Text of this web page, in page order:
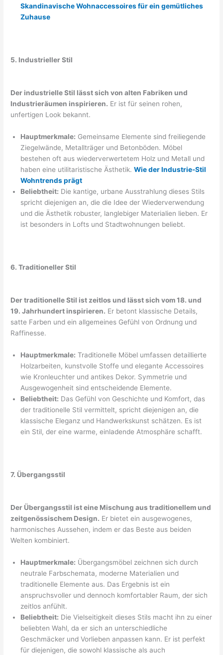
Skandinavische Wohnaccessoires für ein gemütliches
Zuhause
5. Industrieller Stil
Der industrielle Stil lässt sich von alten Fabriken und
Industrieräumen inspirieren. Er ist für seinen rohen,
unfertigen Look bekannt.
Hauptmerkmale: Gemeinsame Elemente sind freiliegende
Ziegelwände, Metallträger und Betonböden. Möbel
bestehen oft aus wiederverwertetem Holz und Metall und
haben eine utilitaristische Ästhetik.Wie der Industrie-Stil
Wohntrends prägt
Beliebtheit: Die kantige, urbane Ausstrahlung dieses Stils
spricht diejenigen an, die die Idee der Wiederverwendung
und die Ästhetik robuster, langlebiger Materialien lieben. Er
ist besonders in Lofts und Stadtwohnungen beliebt.
6. Traditioneller Stil
Der traditionelle Stil ist zeitlos und lässt sich vom 18. und
19. Jahrhundert inspirieren. Er betont klassische Details,
satte Farben und ein allgemeines Gefühl von Ordnung und
Raffinesse.
Hauptmerkmale: Traditionelle Möbel umfassen detaillierte
Holzarbeiten, kunstvolle Stoffe und elegante Accessoires
wie Kronleuchter und antikes Dekor. Symmetrie und
Ausgewogenheit sind entscheidende Elemente.
Beliebtheit: Das Gefühl von Geschichte und Komfort, das
der traditionelle Stil vermittelt, spricht diejenigen an, die
klassische Eleganz und Handwerkskunst schätzen. Es ist
ein Stil, der eine warme, einladende Atmosphäre schafft.
7. Übergangsstil
Der Übergangsstil ist eine Mischung aus traditionellem und
zeitgenössischem Design. Er bietet ein ausgewogenes,
harmonisches Aussehen, indem er das Beste aus beiden
Welten kombiniert.
Hauptmerkmale: Übergangsmöbel zeichnen sich durch
neutrale Farbschemata, moderne Materialien und
traditionelle Elemente aus. Das Ergebnis ist ein
anspruchsvoller und dennoch komfortabler Raum, der sich
zeitlos anfühlt.
Beliebtheit: Die Vielseitigkeit dieses Stils macht ihn zu einer
beliebten Wahl, da er sich an unterschiedliche
Geschmäcker und Vorlieben anpassen kann. Er ist perfekt
für diejenigen, die sowohl klassische als auch